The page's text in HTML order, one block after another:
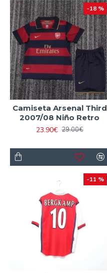
-18 %
Camiseta Arsenal Third
2007/08 Niño Retro
23.90€ 29.00€
-11 %